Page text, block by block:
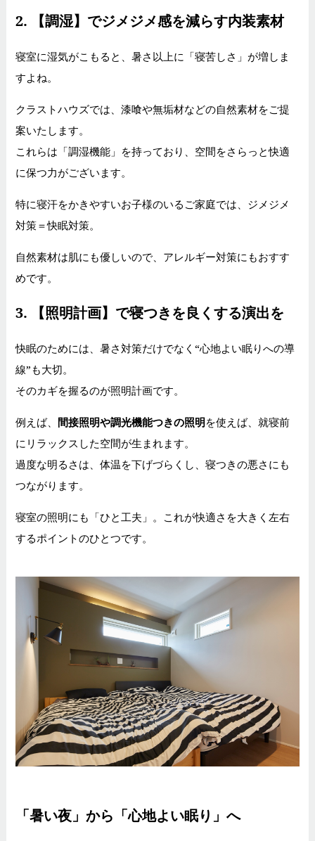
2. 【調湿】でジメジメ感を減らす内装素材
寝室に湿気がこもると、暑さ以上に「寝苦しさ」が増しま
すよね。
クラストハウズでは、漆喰や無垢材などの自然素材をご提
案いたします。
これらは「調湿機能」を持っており、空間をさらっと快適
に保つ力がございます。
特に寝汗をかきやすいお子様のいるご家庭では、ジメジメ
対策＝快眠対策。
自然素材は肌にも優しいので、アレルギー対策にもおすす
めです。
3. 【照明計画】で寝つきを良くする演出を
快眠のためには、暑さ対策だけでなく“心地よい眠りへの導
線”も大切。
そのカギを握るのが照明計画です。
例えば、 間接照明や調光機能つきの照明を使えば、就寝前
にリラックスした空間が生まれます。
過度な明るさは、体温を下げづらくし、寝つきの悪さにも
つながります。
寝室の照明にも「ひと工夫」。これが快適さを大きく左右
するポイントのひとつです。
「暑い夜」から「心地よい眠り」へ